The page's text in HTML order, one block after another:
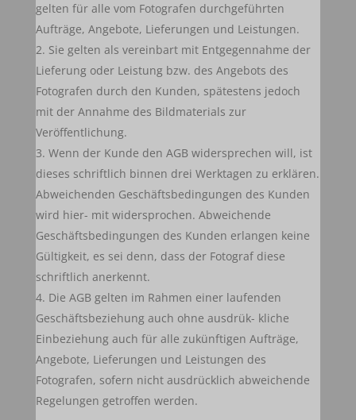
gelten für alle vom Fotografen durchgeführten
Aufträge, Angebote, Lieferungen und Leistungen.
Sie gelten als vereinbart mit Entgegennahme der
Lieferung oder Leistung bzw. des Angebots des
Fotografen durch den Kunden, spätestens jedoch
mit der Annahme des Bildmaterials zur
Veröffentlichung.
Wenn der Kunde den AGB widersprechen will, ist
dieses schriftlich binnen drei Werktagen zu erklären.
Abweichenden Geschäftsbedingungen des Kunden
wird hier- mit widersprochen. Abweichende
Geschäftsbedingungen des Kunden erlangen keine
Gültigkeit, es sei denn, dass der Fotograf diese
schriftlich anerkennt.
Die AGB gelten im Rahmen einer laufenden
Geschäftsbeziehung auch ohne ausdrük- kliche
Einbeziehung auch für alle zukünftigen Aufträge,
Angebote, Lieferungen und Leistungen des
Fotografen, sofern nicht ausdrücklich abweichende
Regelungen getroffen werden.